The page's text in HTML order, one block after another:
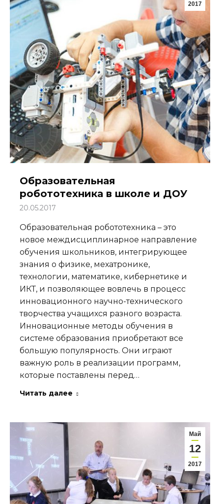
2017
Образовательная
робототехника в школе и ДОУ
20.05.2017
Образовательная робототехника – это
новое междисциплинарное направление
обучения школьников, интегрирующее
знания о физике, мехатронике,
технологии, математике, кибернетике и
ИКТ, и позволяющее вовлечь в процесс
инновационного научно-технического
творчества учащихся разного возраста.
Инновационные методы обучения в
системе образования приобретают все
большую популярность. Они играют
важную роль в реализации программ,
которые поставлены перед…
Читать далее
Май
12
2017